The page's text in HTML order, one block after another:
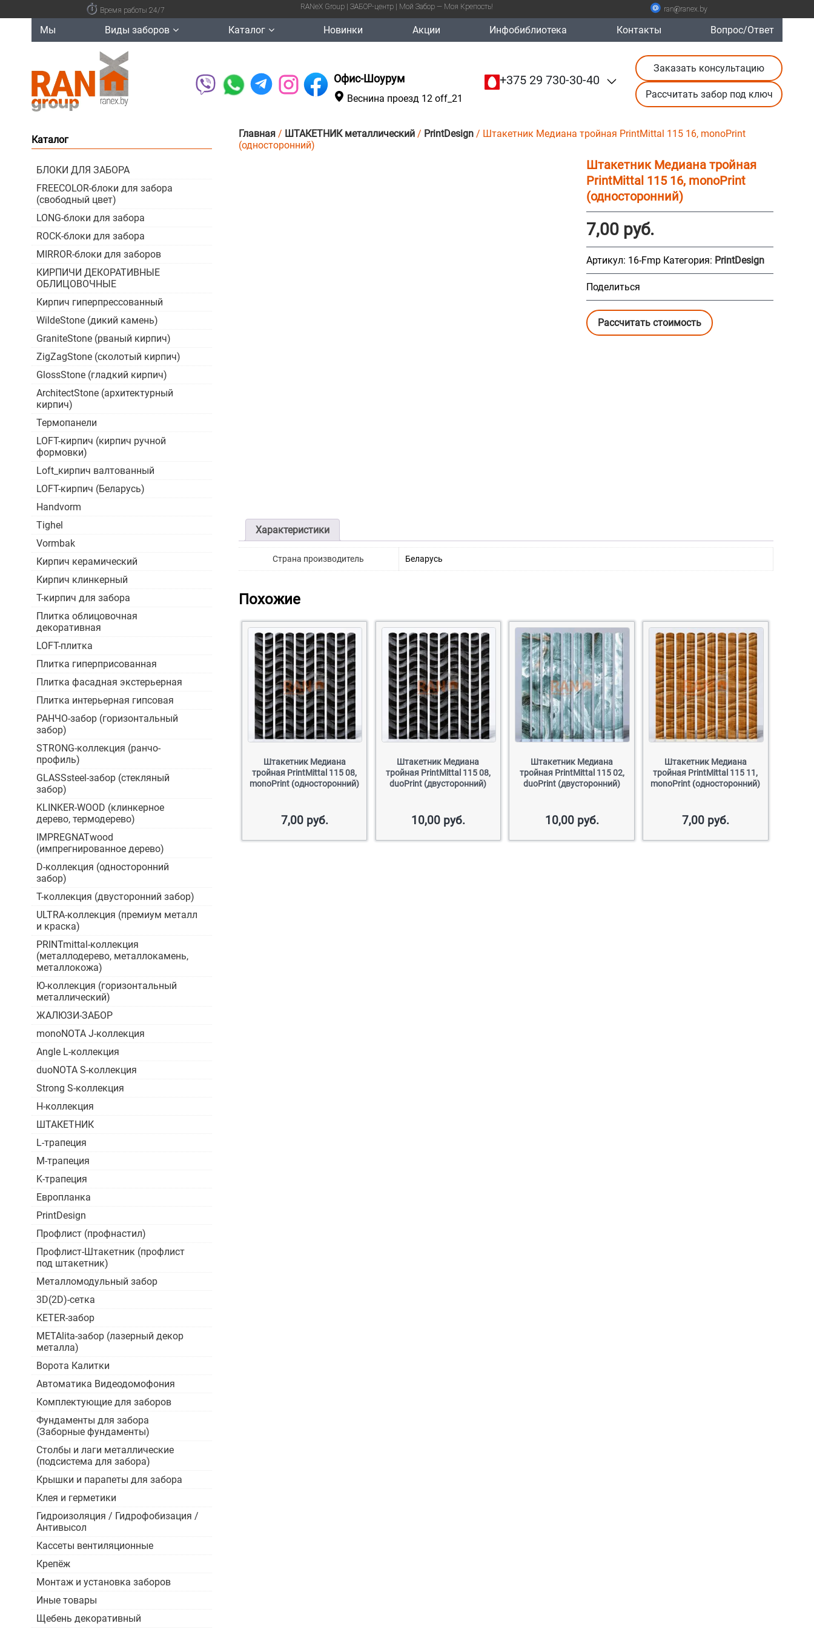
Время работы 24/7 RANeX Group | ЗАБОР-центр | Мой Забор — Моя Крепость! ran@ranex.by
Мы Виды заборов Каталог Новинки Акции Инфобиблиотека Контакты Вопрос/Ответ
Офис-Шоурум
Веснина проезд 12 off_21
+375 29 730-30-40
Заказать консультацию
Рассчитать забор под ключ
Главная/ ШТАКЕТНИК металлический/ PrintDesign/ Штакетник Медиана тройная PrintMittal 115 16, monoPrint
(односторонний)
Штакетник Медиана тройная
PrintMittal 115 16, monoPrint
(односторонний)
7,00 руб.
Артикул: 16-Fmp Категория: PrintDesign
Поделиться
Рассчитать стоимость
Характеристики
Страна производитель Беларусь
Похожие
Штакетник Медиана
тройная PrintMittal 115 08,
monoPrint (односторонний)
7,00 руб.
Штакетник Медиана
тройная PrintMittal 115 08,
duoPrint (двусторонний)
10,00 руб.
Штакетник Медиана
тройная PrintMittal 115 02,
duoPrint (двусторонний)
10,00 руб.
Штакетник Медиана
тройная PrintMittal 115 11,
monoPrint (односторонний)
7,00 руб.
Каталог
БЛОКИ ДЛЯ ЗАБОРА
FREECOLOR-блоки для забора
(свободный цвет)
LONG-блоки для забора
ROCK-блоки для забора
MIRROR-блоки для заборов
КИРПИЧИ ДЕКОРАТИВНЫЕ
ОБЛИЦОВОЧНЫЕ
Кирпич гиперпрессованный
WildeStone (дикий камень)
GraniteStone (рваный кирпич)
ZigZagStone (сколотый кирпич)
GlossStone (гладкий кирпич)
ArchitectStone (архитектурный
кирпич)
Термопанели
LOFT-кирпич (кирпич ручной
формовки)
Loft_кирпич валтованный
LOFT-кирпич (Беларусь)
Handvorm
Tighel
Vormbak
Кирпич керамический
Кирпич клинкерный
Т-кирпич для забора
Плитка облицовочная
декоративная
LOFT-плитка
Плитка гиперприсованная
Плитка фасадная экстерьерная
Плитка интерьерная гипсовая
РАНЧО-забор (горизонтальный
забор)
STRONG-коллекция (ранчо-
профиль)
GLASSsteel-забор (стекляный
забор)
KLINKER-WOOD (клинкерное
дерево, термодерево)
IMPREGNATwood
(импрегнированное дерево)
D-коллекция (односторонний
забор)
Т-коллекция (двусторонний забор)
ULTRA-коллекция (премиум металл
и краска)
PRINTmittal-коллекция
(металлодерево, металлокамень,
металлокожа)
Ю-коллекция (горизонтальный
металлический)
ЖАЛЮЗИ-ЗАБОР
monoNOTA J-коллекция
Angle L-коллекция
duoNOTA S-коллекция
Strong S-коллекция
H-коллекция
ШТАКЕТНИК
L-трапеция
M-трапеция
K-трапеция
Европланка
PrintDesign
Профлист (профнастил)
Профлист-Штакетник (профлист
под штакетник)
Металломодульный забор
3D(2D)-сетка
KETER-забор
METAlita-забор (лазерный декор
металла)
Ворота Калитки
Автоматика Видеодомофония
Комплектующие для заборов
Фундаменты для забора
(Заборные фундаменты)
Столбы и лаги металлические
(подсистема для забора)
Крышки и парапеты для забора
Клея и герметики
Гидроизоляция / Гидрофобизация /
Антивысол
Кассеты вентиляционные
Крепёж
Монтаж и установка заборов
Иные товары
Щебень декоративный